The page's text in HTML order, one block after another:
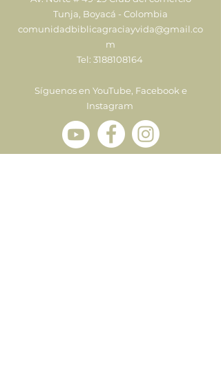
Tunja, Boyacá - Colombia
comunidadbiblicagraciayvida@gmail.co
m
Tel: 3188108164
Síguenos en YouTube, Facebook e
Instagram